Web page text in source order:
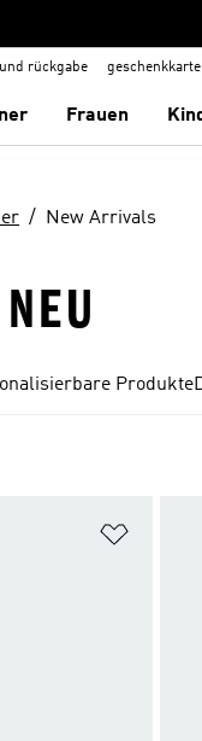
rückgabe
Frauen
New Arrivals
Produkte